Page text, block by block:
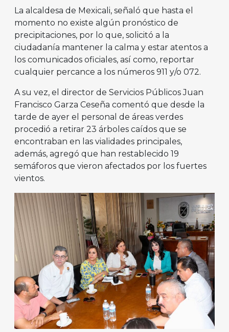
La alcaldesa de Mexicali, señaló que hasta el
momento no existe algún pronóstico de
precipitaciones, por lo que, solicitó a la
ciudadanía mantener la calma y estar atentos a
los comunicados oficiales, así como, reportar
cualquier percance a los números 911 y/o 072.
A su vez, el director de Servicios Públicos Juan
Francisco Garza Ceseña comentó que desde la
tarde de ayer el personal de áreas verdes
procedió a retirar 23 árboles caídos que se
encontraban en las vialidades principales,
además, agregó que han restablecido 19
semáforos que vieron afectados por los fuertes
vientos.